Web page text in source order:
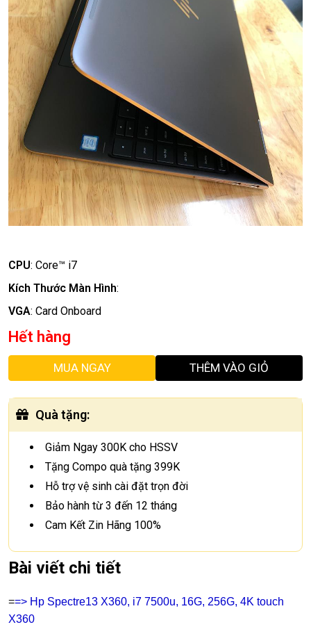
CPU: Core™ i7
Kích Thước Màn Hình:
VGA: Card Onboard
Hết hàng
MUA NGAY THÊM VÀO GIỎ
Quà tặng:
Giảm Ngay 300K cho HSSV
Tặng Compo quà tặng 399K
Hỗ trợ vệ sinh cài đặt trọn đời
Bảo hành từ 3 đến 12 tháng
Cam Kết Zin Hãng 100%
Bài viết chi tiết
==> Hp Spectre13 X360, i7 7500u, 16G, 256G, 4K touch
X360